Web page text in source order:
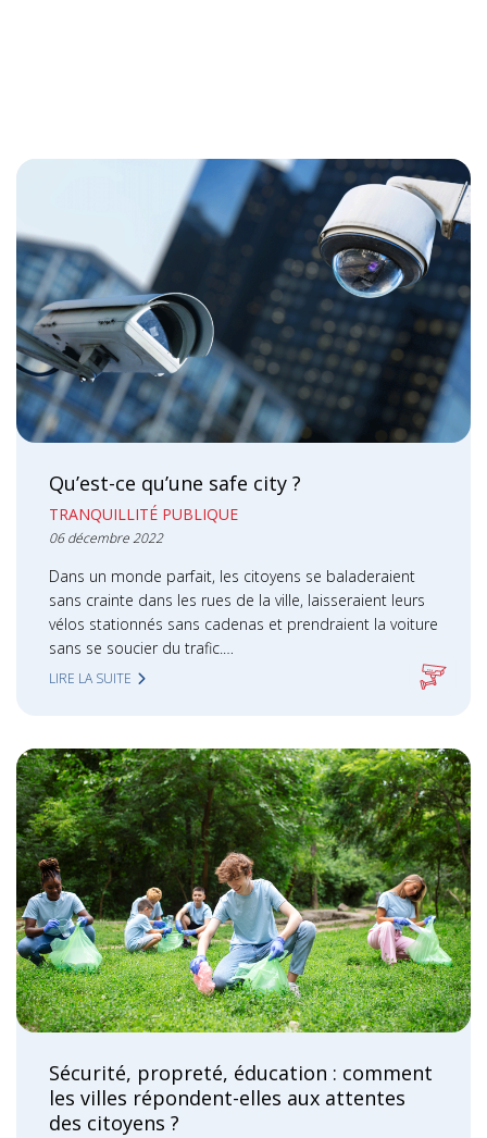
Qu’est-ce qu’une safe city ?
TRANQUILLITÉ PUBLIQUE
06 décembre 2022
Dans un monde parfait, les citoyens se baladeraient
sans crainte dans les rues de la ville, laisseraient leurs
vélos stationnés sans cadenas et prendraient la voiture
sans se soucier du trafic.…
LIRE LA SUITE
Sécurité, propreté, éducation : comment
les villes répondent-elles aux attentes
des citoyens ?